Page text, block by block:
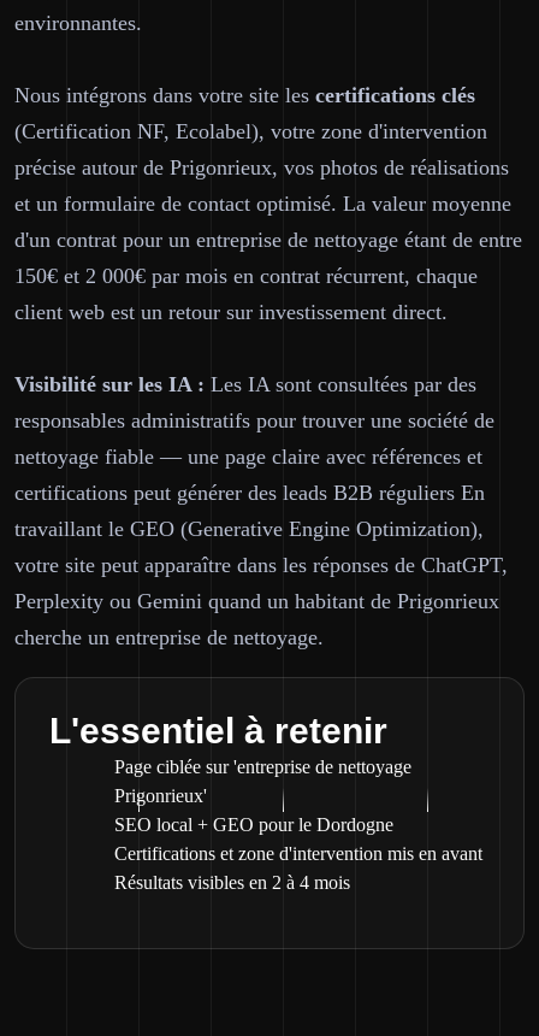
environnantes.
Nous intégrons dans votre site les certifications clés
(Certification NF, Ecolabel), votre zone d'intervention
précise autour de Prigonrieux, vos photos de réalisations
et un formulaire de contact optimisé. La valeur moyenne
d'un contrat pour un entreprise de nettoyage étant de entre
150€ et 2 000€ par mois en contrat récurrent, chaque
client web est un retour sur investissement direct.
Visibilité sur les IA : Les IA sont consultées par des
responsables administratifs pour trouver une société de
nettoyage fiable — une page claire avec références et
certifications peut générer des leads B2B réguliers En
travaillant le GEO (Generative Engine Optimization),
votre site peut apparaître dans les réponses de ChatGPT,
Perplexity ou Gemini quand un habitant de Prigonrieux
cherche un entreprise de nettoyage.
L'essentiel à retenir
Page ciblée sur 'entreprise de nettoyage
Prigonrieux'
SEO local + GEO pour le Dordogne
Certifications et zone d'intervention mis en avant
Résultats visibles en 2 à 4 mois